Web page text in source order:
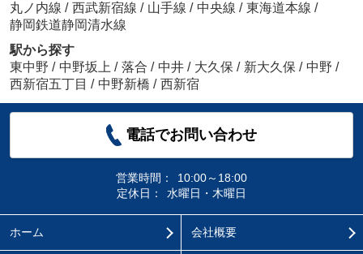
丸ノ内線 / 西武新宿線 / 山手線 / 中央線 / 東海道本線 /
静岡鉄道静岡清水線
駅から探す
東中野 / 中野坂上 / 落合 / 中井 / 大久保 / 新大久保 / 中野 /
西新宿五丁目 / 中野新橋 / 西新宿
電話でお問い合わせ
営業時間：
10:00～18:00
定休日：
水曜日・木曜日
ホーム 会社概要